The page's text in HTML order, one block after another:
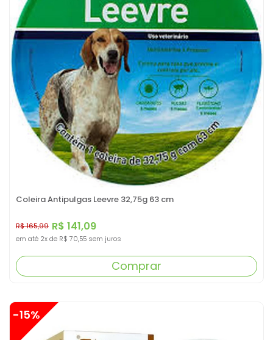
Coleira Antipulgas Leevre 32,75g 63 cm
R$ 141,09
R$ 165,99
em até 2x de R$ 70,55 sem juros
Comprar
-15%